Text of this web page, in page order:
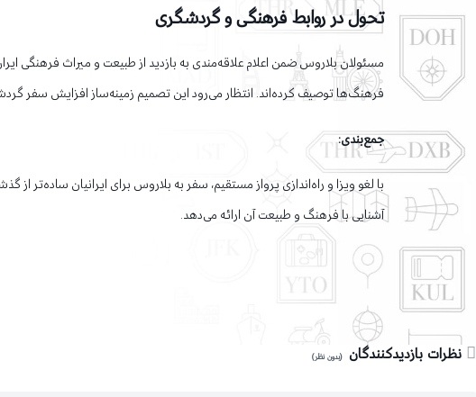
تحول در روابط فرهنگی و گردشگری
مسئولان بلاروس ضمن اعلام علاقه‌مندی به بازدید از طبیعت و میراث فرهنگی
فرهنگ‌ها توصیف کرده‌اند. انتظار می‌رود این تصمیم زمینه‌ساز افزایش سفر
جمع‌بندی:
با لغو ویزا و راه‌اندازی پرواز مستقیم، سفر به بلاروس برای ایرانیان
آشنایی با فرهنگ و طبیعت آن ارائه می‌دهد.
نظرات بازدیدکنندگان (بدون نظر)